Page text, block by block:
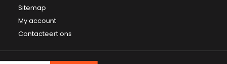
Sitemap
My account
Contacteert ons